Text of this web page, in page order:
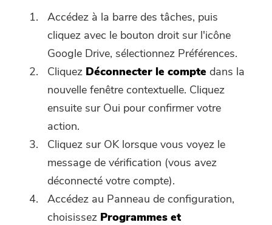
Accédez à la barre des tâches, puis
cliquez avec le bouton droit sur l'icône
Google Drive, sélectionnez Préférences.
Cliquez Déconnecter le compte dans la
nouvelle fenêtre contextuelle. Cliquez
ensuite sur Oui pour confirmer votre
action.
Cliquez sur OK lorsque vous voyez le
message de vérification (vous avez
déconnecté votre compte).
Accédez au Panneau de configuration,
choisissez Programmes et